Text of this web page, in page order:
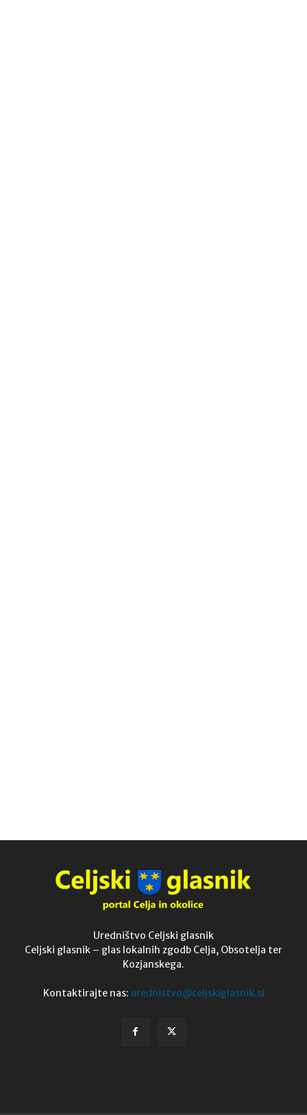
Uredništvo Celjski glasnik
Celjski glasnik – glas lokalnih zgodb Celja, Obsotelja ter
Kozjanskega.
Kontaktirajte nas: urednistvo@celjskiglasnik.si